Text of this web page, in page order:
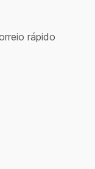
rápido